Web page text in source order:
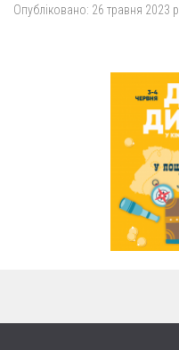
Опубліковано: 26 травня 2023 р.